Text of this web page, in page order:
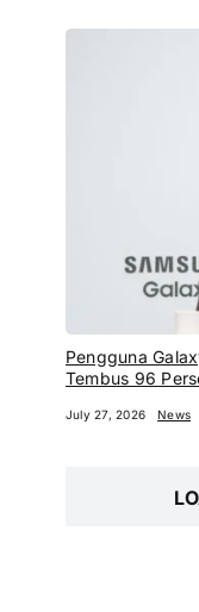
Pengguna
Tembus 96
July 27, 2026 News